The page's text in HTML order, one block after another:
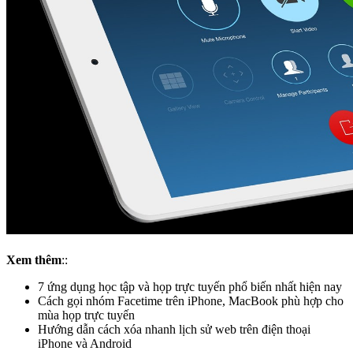
Xem thêm::
7 ứng dụng học tập và họp trực tuyến phổ biến nhất hiện nay
Cách gọi nhóm Facetime trên iPhone, MacBook phù hợp cho
mùa họp trực tuyến
Hướng dẫn cách xóa nhanh lịch sử web trên điện thoại
iPhone và Android